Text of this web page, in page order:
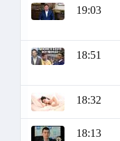
19:03
18:51
18:32
18:13